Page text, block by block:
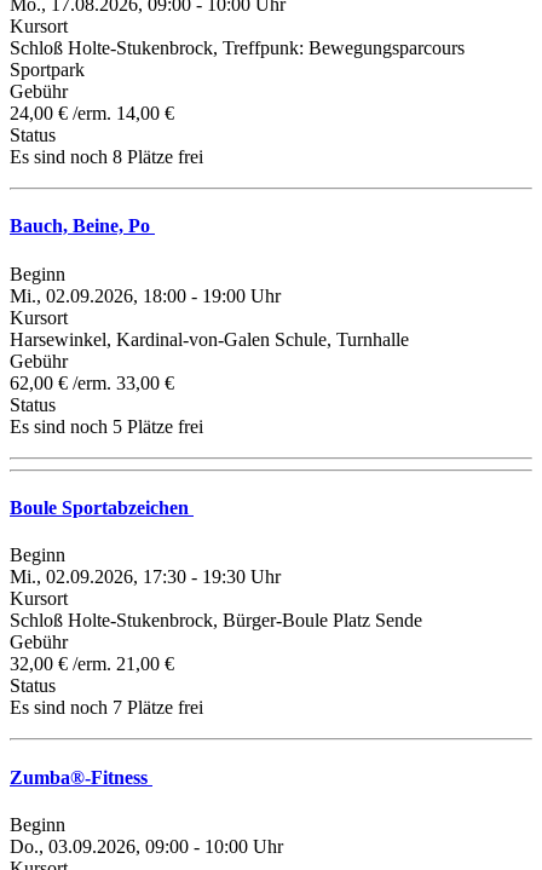
Mo., 17.08.2026, 09:00 - 10:00 Uhr
Kursort
Schloß Holte-Stukenbrock, Treffpunk: Bewegungsparcours
Sportpark
Gebühr
24,00 € /erm. 14,00 €
Status
Es sind noch 8 Plätze frei
Bauch, Beine, Po
Beginn
Mi., 02.09.2026, 18:00 - 19:00 Uhr
Kursort
Harsewinkel, Kardinal-von-Galen Schule, Turnhalle
Gebühr
62,00 € /erm. 33,00 €
Status
Es sind noch 5 Plätze frei
Boule Sportabzeichen
Beginn
Mi., 02.09.2026, 17:30 - 19:30 Uhr
Kursort
Schloß Holte-Stukenbrock, Bürger-Boule Platz Sende
Gebühr
32,00 € /erm. 21,00 €
Status
Es sind noch 7 Plätze frei
Zumba®-Fitness
Beginn
Do., 03.09.2026, 09:00 - 10:00 Uhr